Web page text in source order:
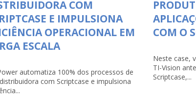
COM
E IMPULSIONA
OPERACIONAL EM
ESCALA
automatiza 100% dos processos de
com Scriptcase e impulsiona
COM O
Neste case,
TI-Vision
Scriptcase,...